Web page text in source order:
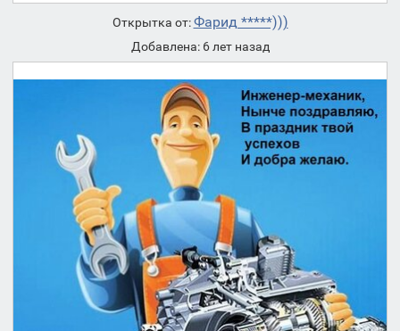
Открытка от:Фарид *****)))
Добавлена: 6 лет назад